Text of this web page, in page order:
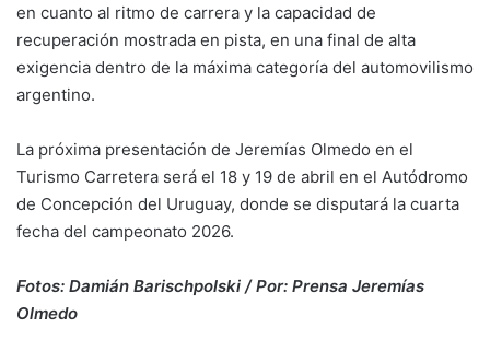
en cuanto al ritmo de carrera y la capacidad de
recuperación mostrada en pista, en una final de alta
exigencia dentro de la máxima categoría del automovilismo
argentino.
La próxima presentación de Jeremías Olmedo en el
Turismo Carretera será el 18 y 19 de abril en el Autódromo
de Concepción del Uruguay, donde se disputará la cuarta
fecha del campeonato 2026.
Fotos: Damián Barischpolski / Por: Prensa Jeremías
Olmedo